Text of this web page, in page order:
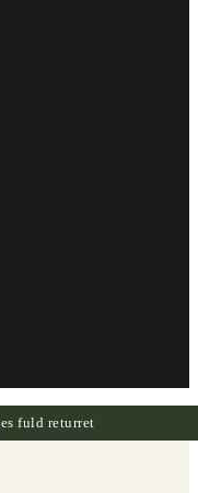
fuld returret